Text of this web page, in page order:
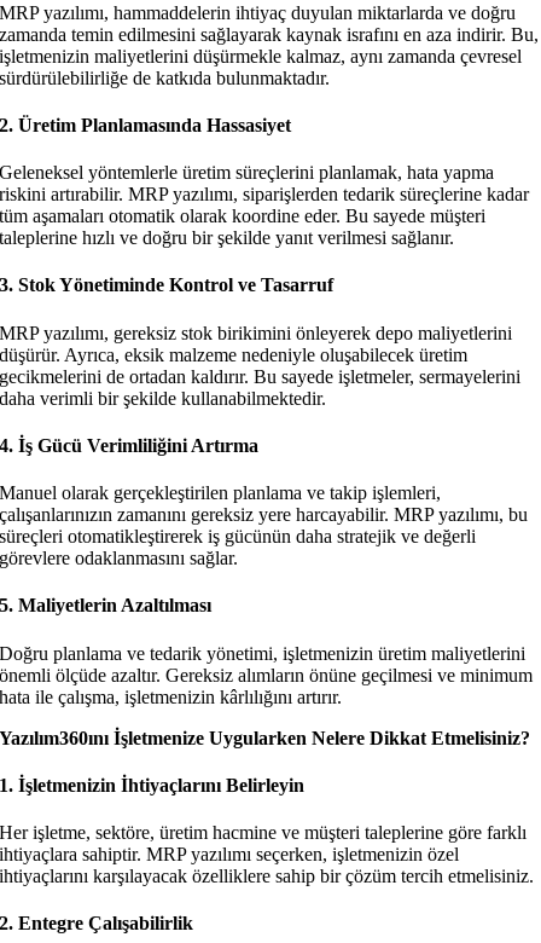
MRP yazılımı, hammaddelerin ihtiyaç duyulan miktarlarda ve doğru
zamanda temin edilmesini sağlayarak kaynak israfını en aza indirir. Bu,
işletmenizin maliyetlerini düşürmekle kalmaz, aynı zamanda çevresel
sürdürülebilirliğe de katkıda bulunmaktadır.
2. Üretim Planlamasında Hassasiyet
Geleneksel yöntemlerle üretim süreçlerini planlamak, hata yapma
riskini artırabilir. MRP yazılımı, siparişlerden tedarik süreçlerine kadar
tüm aşamaları otomatik olarak koordine eder. Bu sayede müşteri
taleplerine hızlı ve doğru bir şekilde yanıt verilmesi sağlanır.
3. Stok Yönetiminde Kontrol ve Tasarruf
MRP yazılımı, gereksiz stok birikimini önleyerek depo maliyetlerini
düşürür. Ayrıca, eksik malzeme nedeniyle oluşabilecek üretim
gecikmelerini de ortadan kaldırır. Bu sayede işletmeler, sermayelerini
daha verimli bir şekilde kullanabilmektedir.
4. İş Gücü Verimliliğini Artırma
Manuel olarak gerçekleştirilen planlama ve takip işlemleri,
çalışanlarınızın zamanını gereksiz yere harcayabilir. MRP yazılımı, bu
süreçleri otomatikleştirerek iş gücünün daha stratejik ve değerli
görevlere odaklanmasını sağlar.
5. Maliyetlerin Azaltılması
Doğru planlama ve tedarik yönetimi, işletmenizin üretim maliyetlerini
önemli ölçüde azaltır. Gereksiz alımların önüne geçilmesi ve minimum
hata ile çalışma, işletmenizin kârlılığını artırır.
Yazılım360ını İşletmenize Uygularken Nelere Dikkat Etmelisiniz?
1. İşletmenizin İhtiyaçlarını Belirleyin
Her işletme, sektöre, üretim hacmine ve müşteri taleplerine göre farklı
ihtiyaçlara sahiptir. MRP yazılımı seçerken, işletmenizin özel
ihtiyaçlarını karşılayacak özelliklere sahip bir çözüm tercih etmelisiniz.
2. Entegre Çalışabilirlik